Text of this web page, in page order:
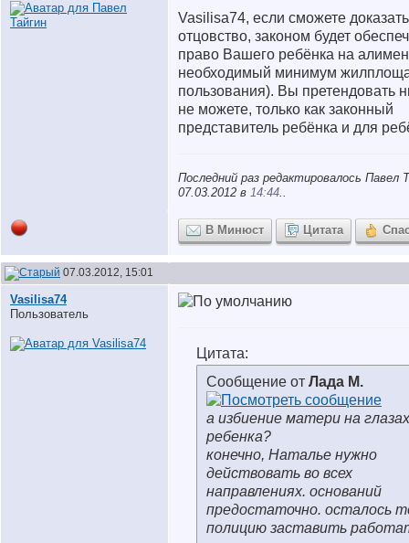
Vasilisa74, если сможете доказать
отцовство, законом будет
право Вашего ребёнка на
необходимый минимум
пользования). Вы претендовать
не можете, только как законный
представитель ребёнка и для
Последний раз редактировалось Павел
07.03.2012 в 14:44..
В Минюст Цитата
07.03.2012, 15:01
Vasilisa74
Пользователь
Цитата:
Сообщение от Лада М.
а избиение матери на глазах
ребенка?
конечно, Наталье нужно
действовать во всех
направлениях. оснований
предостаточно. осталось
полицию заставить